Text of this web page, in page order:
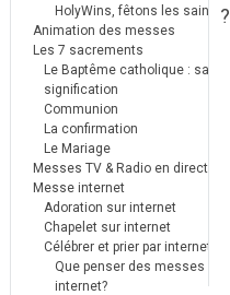
HolyWins, fêtons les saints !
Animation des messes
Les 7 sacrements
Le Baptême catholique : sa
signification
Communion
La confirmation
Le Mariage
Messes TV & Radio en direct
Messe internet
Adoration sur internet
Chapelet sur internet
Célébrer et prier par internet
Que penser des messes
internet?
?